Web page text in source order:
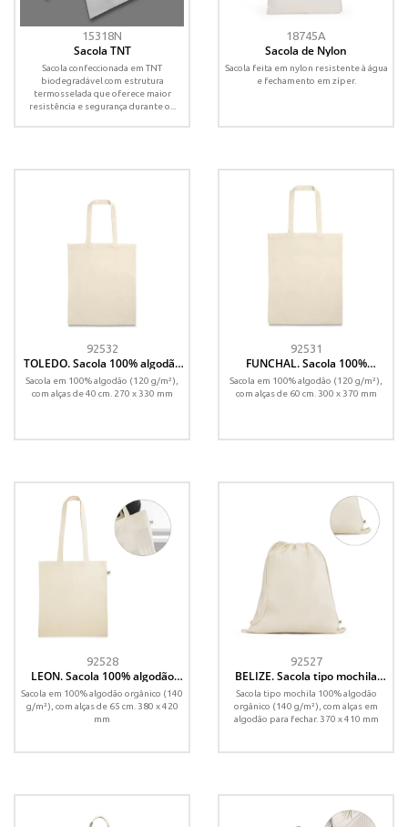
15318N
Sacola TNT
Sacola confeccionada em TNT
biodegradável com estrutura
termosselada que oferece maior
resistência e segurança durante o...
18745A
Sacola de Nylon
Sacola feita em nylon resistente à água
e fechamento em zíper.
92532
TOLEDO. Sacola 100% algodão
(120 g/m²)
Sacola em 100% algodão (120 g/m²),
com alças de 40 cm. 270 x 330 mm
92531
FUNCHAL. Sacola 100%
algodão (120 g/m²)
Sacola em 100% algodão (120 g/m²),
com alças de 60 cm. 300 x 370 mm
92528
LEON. Sacola 100% algodão
orgânico (140 g/m²)
Sacola em 100% algodão orgânico (140
g/m²), com alças de 65 cm. 380 x 420
mm
92527
BELIZE. Sacola tipo mochila
100% algodão orgânico (140
g/m²)
Sacola tipo mochila 100% algodão
orgânico (140 g/m²), com alças em
algodão para fechar. 370 x 410 mm